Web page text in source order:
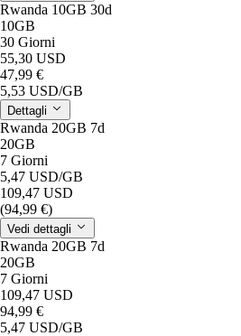
Rwanda 10GB 30d
10GB
30 Giorni
55,30 USD
47,99 €
5,53 USD/GB
Dettagli
Rwanda 20GB 7d
20GB
7 Giorni
5,47 USD/GB
109,47 USD
(94,99 €)
Vedi dettagli
Rwanda 20GB 7d
20GB
7 Giorni
109,47 USD
94,99 €
5,47 USD/GB